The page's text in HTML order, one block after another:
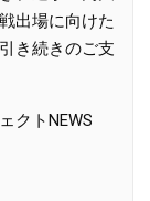
出場に向けた
き続きのご支
クトNEWS